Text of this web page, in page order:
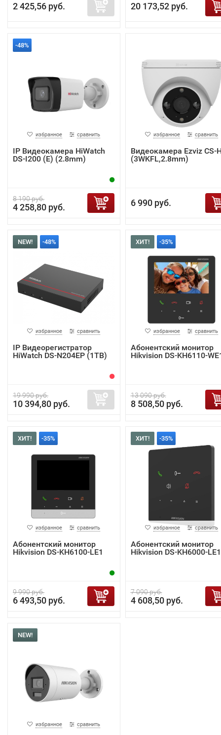
2 425,56 руб. 20 173,52 руб.
-48%
избранное сравнить
IP Видеокамера HiWatch
DS-I200 (E) (2.8mm)
8 190 руб.
4 258,80 руб.
избранное сравнить
Видеокамера Ezviz CS-
(3WKFL,2.8mm)
6 990 руб.
NEW! -48%
избранное сравнить
IP Видеорегистратор
HiWatch DS-N204EP (1TB)
19 990 руб.
10 394,80 руб.
ХИТ! -35%
избранное сравнить
Абонентский монитор
Hikvision DS-KH6110-
13 090 руб.
8 508,50 руб.
ХИТ! -35%
избранное сравнить
Абонентский монитор
Hikvision DS-KH6100-LE1
9 990 руб.
6 493,50 руб.
ХИТ! -35%
избранное сравнить
Абонентский монитор
Hikvision DS-KH6000-LE1
7 090 руб.
4 608,50 руб.
NEW!
избранное сравнить